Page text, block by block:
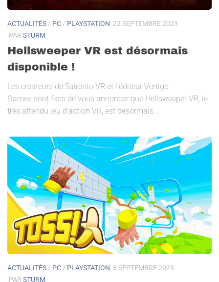
ACTUALITÉS / PC / PLAYSTATION 22 SEPTEMBRE 2023
PAR STURM
Hellsweeper VR est désormais
disponible !
Les créateurs de Sairento VR et l’éditeur Vertigo
Games sont fiers de vous annoncer que Hellsweeper VR, le
très attendu jeu d’action VR, est désormais...
ACTUALITÉS / PC / PLAYSTATION 8 SEPTEMBRE 2023
PAR STURM